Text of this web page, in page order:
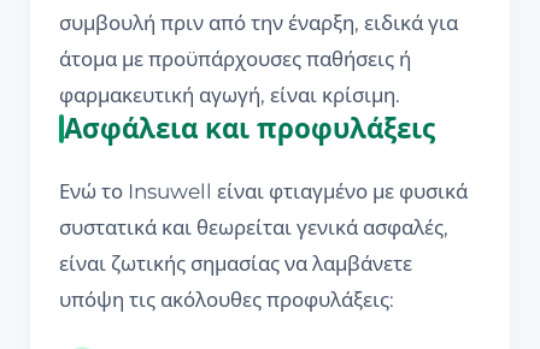
συμβουλή πριν από την έναρξη, ειδικά για
άτομα με προϋπάρχουσες παθήσεις ή
φαρμακευτική αγωγή, είναι κρίσιμη.
Ασφάλεια και προφυλάξεις
Ενώ το Insuwell είναι φτιαγμένο με φυσικά
συστατικά και θεωρείται γενικά ασφαλές,
είναι ζωτικής σημασίας να λαμβάνετε
υπόψη τις ακόλουθες προφυλάξεις: